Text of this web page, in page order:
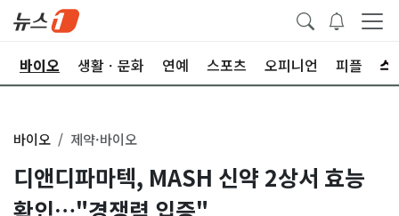
바이오 생활ㆍ문화 연예 스포츠 오피니언 피플
바이오 제약·바이오
디앤디파마텍, MASH 신약 2상서 효능